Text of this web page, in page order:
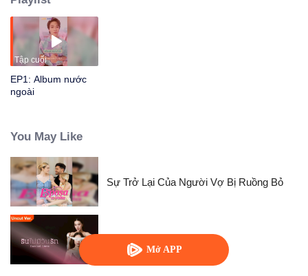
Mở APP
quá trình này từ thiếu niên ngu dốt dần phát triển thành một mặt độc đáo
"anh hùng " câu chuyện.
Tập cuối
EP1: Album nước
ngoài
You May Like
Sự Trở Lại Của Người Vợ Bị Ruồng Bỏ